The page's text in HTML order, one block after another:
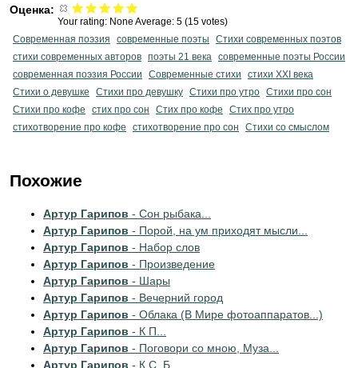
Оценка:
Your rating: None Average: 5 (15 votes)
Современная поэзия
современные поэты
Стихи современных поэтов
стихи современных авторов поэты 21 века современные поэты России
современная поэзия России
Современные стихи
стихи XXI века
Стихи о девушке
Стихи про девушку Стихи про утро Стихи про сон
Стихи про кофе
стих про сон Стих про кофе
Стих про утро
стихотворение про кофе
стихотворение про сон Стихи со смыслом
Похожие
Артур Гарипов - Сон рыбака...
Артур Гарипов - Порой, на ум приходят мысли...
Артур Гарипов - Набор слов
Артур Гарипов - Произведение
Артур Гарипов - Шары
Артур Гарипов - Вечерний город
Артур Гарипов - Облака (В Мире фотоаппаратов...)
Артур Гарипов - К П...
Артур Гарипов - Поговори со мною, Муза...
Артур Гарипов - К С. Б.